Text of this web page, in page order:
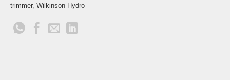
trimmer, Wilkinson Hydro